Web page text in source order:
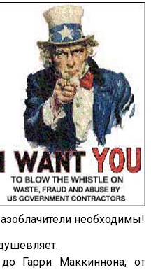
необходимы!
Гарри Маккиннона; от